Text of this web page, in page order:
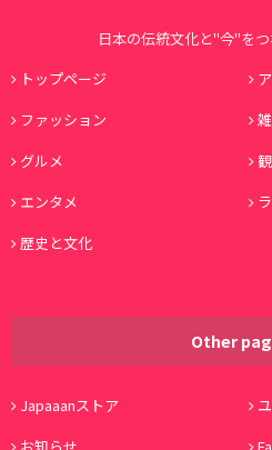
日本の伝統文化と"今"を
トップページ
ファッション
グルメ
エンタメ
歴史と文化
Other
Japaaanストア